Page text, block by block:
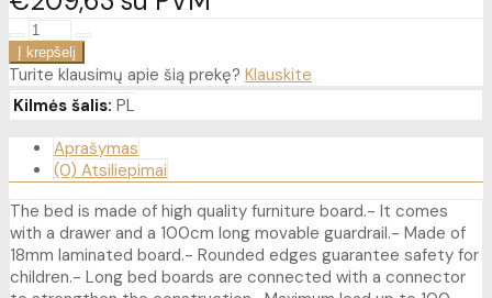
Turite klausimų apie šią prekę? Klauskite
Kilmės šalis: PL
Aprašymas
(0) Atsiliepimai
The bed is made of high quality furniture board.- It comes
with a drawer and a 100cm long movable guardrail.- Made of
18mm laminated board.- Rounded edges guarantee safety for
children.- Long bed boards are connected with a connector